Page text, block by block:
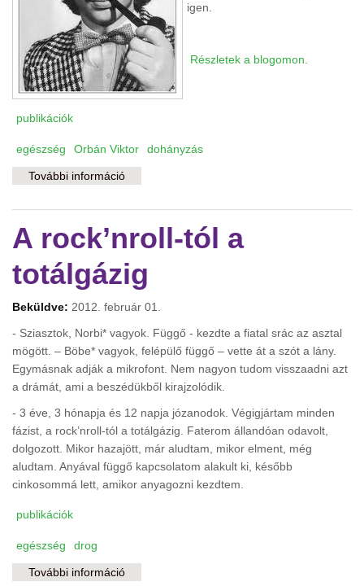
igen.
Részletek a blogomon.
publikációk
egészség Orbán Viktor dohányzás
További információ
A rock’nroll-tól a
totálgázig
Beküldve: 2012. február 01.
- Sziasztok, Norbi* vagyok. Függő - kezdte a fiatal srác az asztal
mögött. – Böbe* vagyok, felépülő függő – vette át a szót a lány.
Egymásnak adják a mikrofont. Nem nagyon tudom visszaadni azt
a drámát, ami a beszédükből kirajzolódik.
- 3 éve, 3 hónapja és 12 napja józanodok. Végigjártam minden
fázist, a rock’nroll-tól a totálgázig. Faterom állandóan odavolt,
dolgozott. Mikor hazajött, már aludtam, mikor elment, még
aludtam. Anyával függő kapcsolatom alakult ki, később
cinkosommá lett, amikor anyagozni kezdtem.
publikációk
egészség drog
További információ